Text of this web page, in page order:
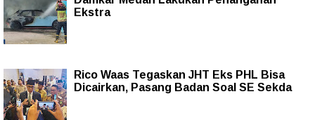
Ekstra
Rico Waas Tegaskan JHT Eks PHL Bisa
Dicairkan, Pasang Badan Soal SE Sekda